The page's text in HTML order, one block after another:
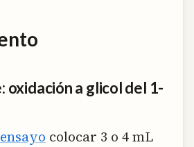
oxidación a glicol del 1-
colocar 3 o 4 mL